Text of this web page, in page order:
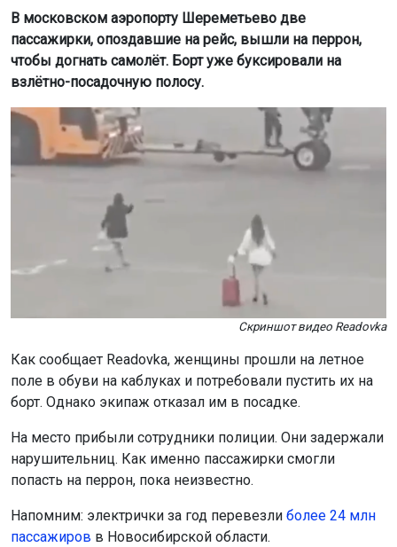
В московском аэропорту Шереметьево две
пассажирки, опоздавшие на рейс, вышли на перрон,
чтобы догнать самолёт. Борт уже буксировали на
взлётно-посадочную полосу.
Скриншот видео Readovka
Как сообщает Readovka, женщины прошли на летное
поле в обуви на каблуках и потребовали пустить их на
борт. Однако экипаж отказал им в посадке.
На место прибыли сотрудники полиции. Они задержали
нарушительниц. Как именно пассажирки смогли
попасть на перрон, пока неизвестно.
Напомним: электрички за год перевезли более 24 млн
пассажиров в Новосибирской области.